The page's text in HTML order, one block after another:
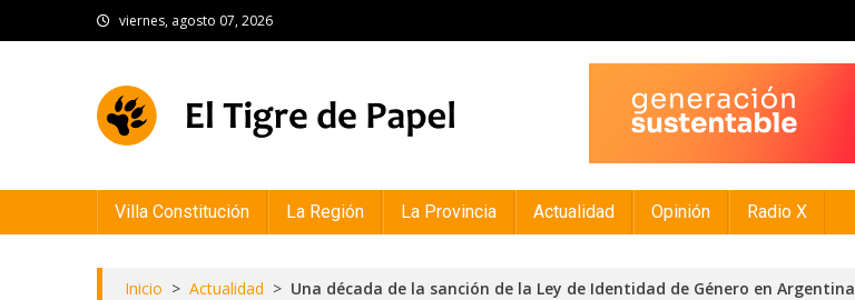
to
viernes, agosto 07, 2026
Villa Constitución La Región La Provincia Actualidad Opinión Radio X
Inicio > Actualidad > Una década de la sanción de la Ley de Identidad de Género en Argentina